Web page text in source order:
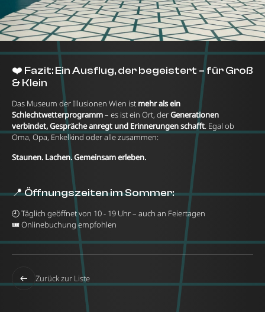
❤️ Fazit: Ein Ausflug, der begeistert – für Groß
& Klein
Das Museum der Illusionen Wien ist mehr als ein
Schlechtwetterprogramm– es ist ein Ort, derGenerationen
verbindet, Gespräche anregt und Erinnerungen schafft. Egal ob
Oma, Opa, Enkelkind oder alle zusammen:
Staunen. Lachen. Gemeinsam erleben.
📍 Öffnungszeiten im Sommer:
🕘 Täglich geöffnet von 10 - 19 Uhr – auch an Feiertagen
🎟️ Onlinebuchung empfohlen
Zurück zur Liste